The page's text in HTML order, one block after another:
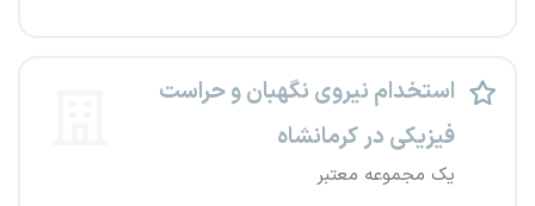
استخدام نیروی نگهبان و حراست
فیزیکی در کرمانشاه
یک مجموعه معتبر